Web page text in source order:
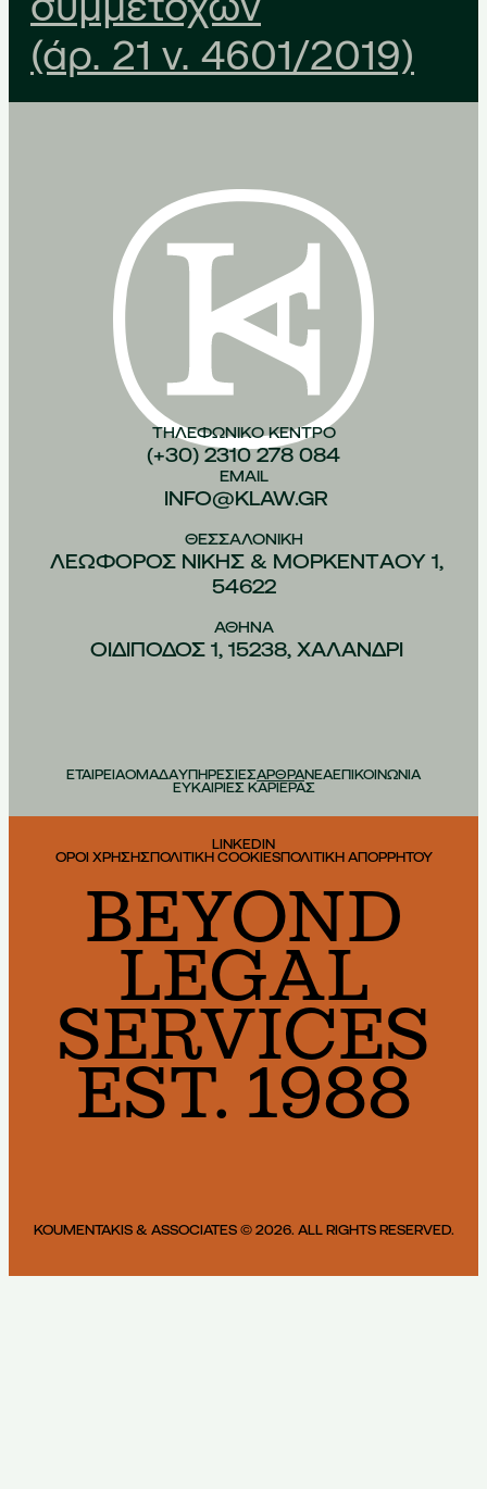
(άρ. 21 ν. 4601/2019)
ΤΗΛΕΦΩΝΙΚO ΚEΝΤΡΟ
(+30) 2310 278 084
EMAIL
INFO@KLAW.GR
ΘΕΣΣΑΛΟΝIΚΗ
ΛΕΩΦOΡΟΣ ΝIΚΗΣ & ΜΟΡΚΕΝΤAΟΥ 1,
54622
ΑΘHΝΑ
ΟΙΔIΠΟΔΟΣ 1, 15238, ΧΑΛAΝΔΡΙ
ΕΤΑΙΡΕΙΑΟΜΑΔΑΥΠΗΡΕΣΙΕΣΑΡΘΡΑΝΕΑΕΠΙΚΟΙΝΩΝΙΑ
ΕΥΚΑΙΡΙΕΣ ΚΑΡΙΕΡΑΣ
LINKEDIN
ΟΡΟΙ ΧΡΗΣΗΣΠΟΛΙΤΙΚΗ COOKIESΠΟΛΙΤΙΚΗ ΑΠΟΡΡΗΤΟΥ
BEYOND
LEGAL
SERVICES
EST. 1988
KOUMENTAKIS & ASSOCIATES © 2026. ALL RIGHTS RESERVED.